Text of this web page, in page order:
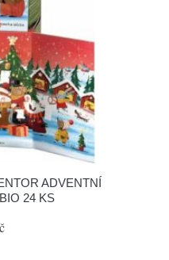
ADVENTNÍ
24 KS